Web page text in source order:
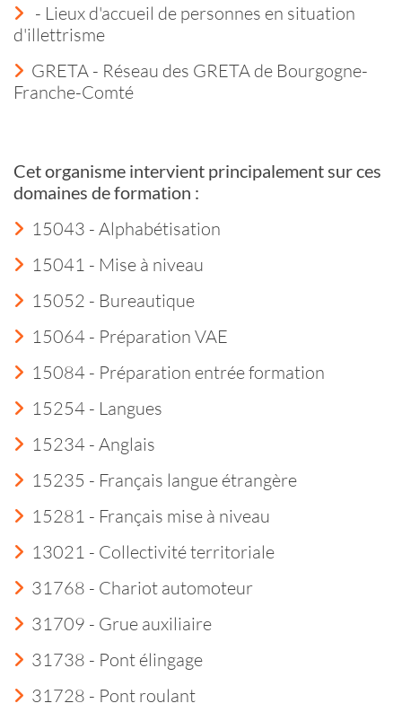
- Lieux d'accueil de personnes en situation
d'illettrisme
GRETA - Réseau des GRETA de Bourgogne-
Franche-Comté
Cet organisme intervient principalement sur ces
domaines de formation :
15043 - Alphabétisation
15041 - Mise à niveau
15052 - Bureautique
15064 - Préparation VAE
15084 - Préparation entrée formation
15254 - Langues
15234 - Anglais
15235 - Français langue étrangère
15281 - Français mise à niveau
13021 - Collectivité territoriale
31768 - Chariot automoteur
31709 - Grue auxiliaire
31738 - Pont élingage
31728 - Pont roulant